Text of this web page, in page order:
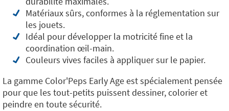
Matériaux sûrs, conformes à la réglementation sur
les jouets.
Idéal pour développer la motricité fine et la
coordination œil-main.
Couleurs vives faciles à appliquer sur le papier.
La gamme Color'Peps Early Age est spécialement pensée
pour que les tout-petits puissent dessiner, colorier et
peindre en toute sécurité.